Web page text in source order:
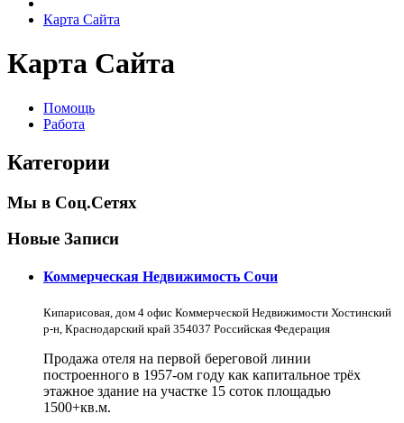
Карта Сайта
Карта Сайта
Помощь
Работа
Категории
Мы в Соц.Сетях
Новые Записи
Коммерческая Недвижимость Сочи
Кипарисовая, дом 4 офис Коммерческой Недвижимости Хостинский
р-н, Краснодарский край 354037 Российская Федерация
Продажа отеля на первой береговой линии
построенного в 1957-ом году как капитальное трёх
этажное здание на участке 15 соток площадью
1500+кв.м.